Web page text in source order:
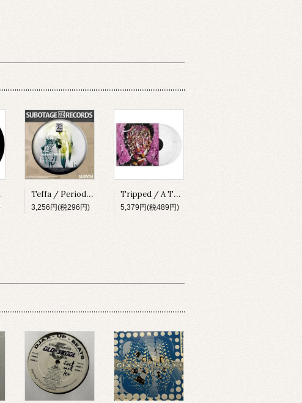
Teffa / Periodic Wave EP [SUBV04][2023]
3,256円(税296円)
Tripped / A Thing About Something [MADLP001][2023]
5,379円(税489円)